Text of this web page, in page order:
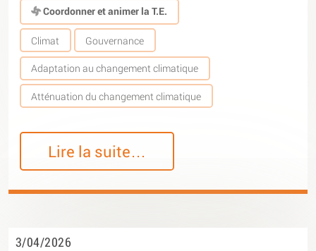
Coordonner et animer la T.E.
Climat Gouvernance
Adaptation au changement climatique
Atténuation du changement climatique
Lire la suite…
3/04/2026